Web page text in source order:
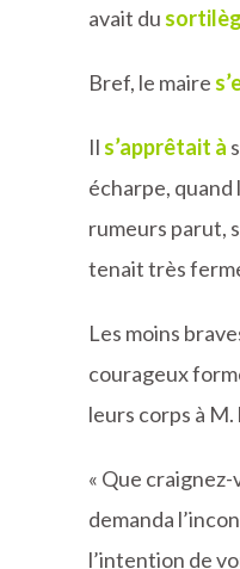
avait du
Bref, le maire
Il s’apprêtait à
écharpe, quand
rumeurs parut,
tenait très
Les moins
courageux
leurs corps à M.
« Que craignez-
demanda
l’intention de